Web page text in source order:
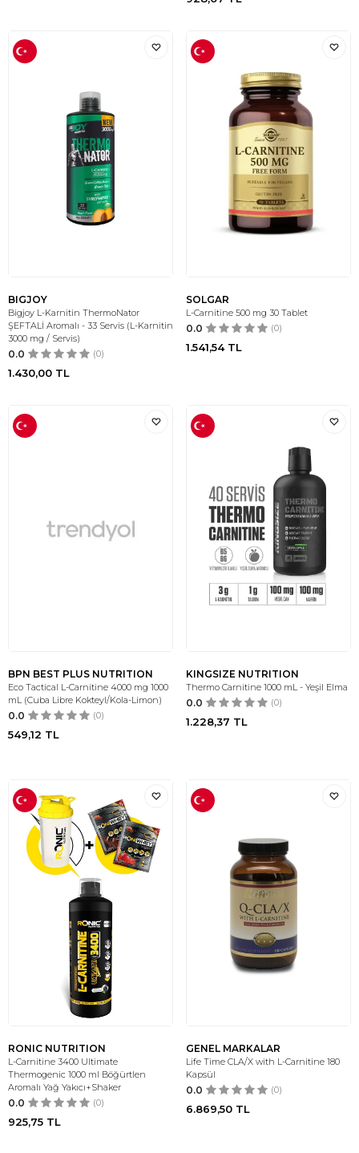
BIGJOY
Bigjoy L-Karnitin ThermoNator
ŞEFTALİ Aromalı - 33 Servis (L-Karnitin
3000 mg / Servis)
0.0 (0)
1.430,00 TL
SOLGAR
L-Carnitine 500 mg 30 Tablet
0.0 (0)
1.541,54TL
BPN BEST PLUS NUTRITION
Eco Tactical L-Carnitine 4000 mg 1000
mL (Cuba Libre Kokteyl/Kola-Limon)
0.0 (0)
549,12 TL
KINGSIZE NUTRITION
Thermo Carnitine 1000 mL - Yeşil Elma
0.0 (0)
1.228,37 TL
RONIC NUTRITION
L-Carnitine 3400 Ultimate
Thermogenic 1000 ml Böğürtlen
Aromalı Yağ Yakıcı+Shaker
0.0 (0)
925,75 TL
GENEL MARKALAR
Life Time CLA/X with L-Carnitine 180
Kapsül
0.0 (0)
6.869,50 TL